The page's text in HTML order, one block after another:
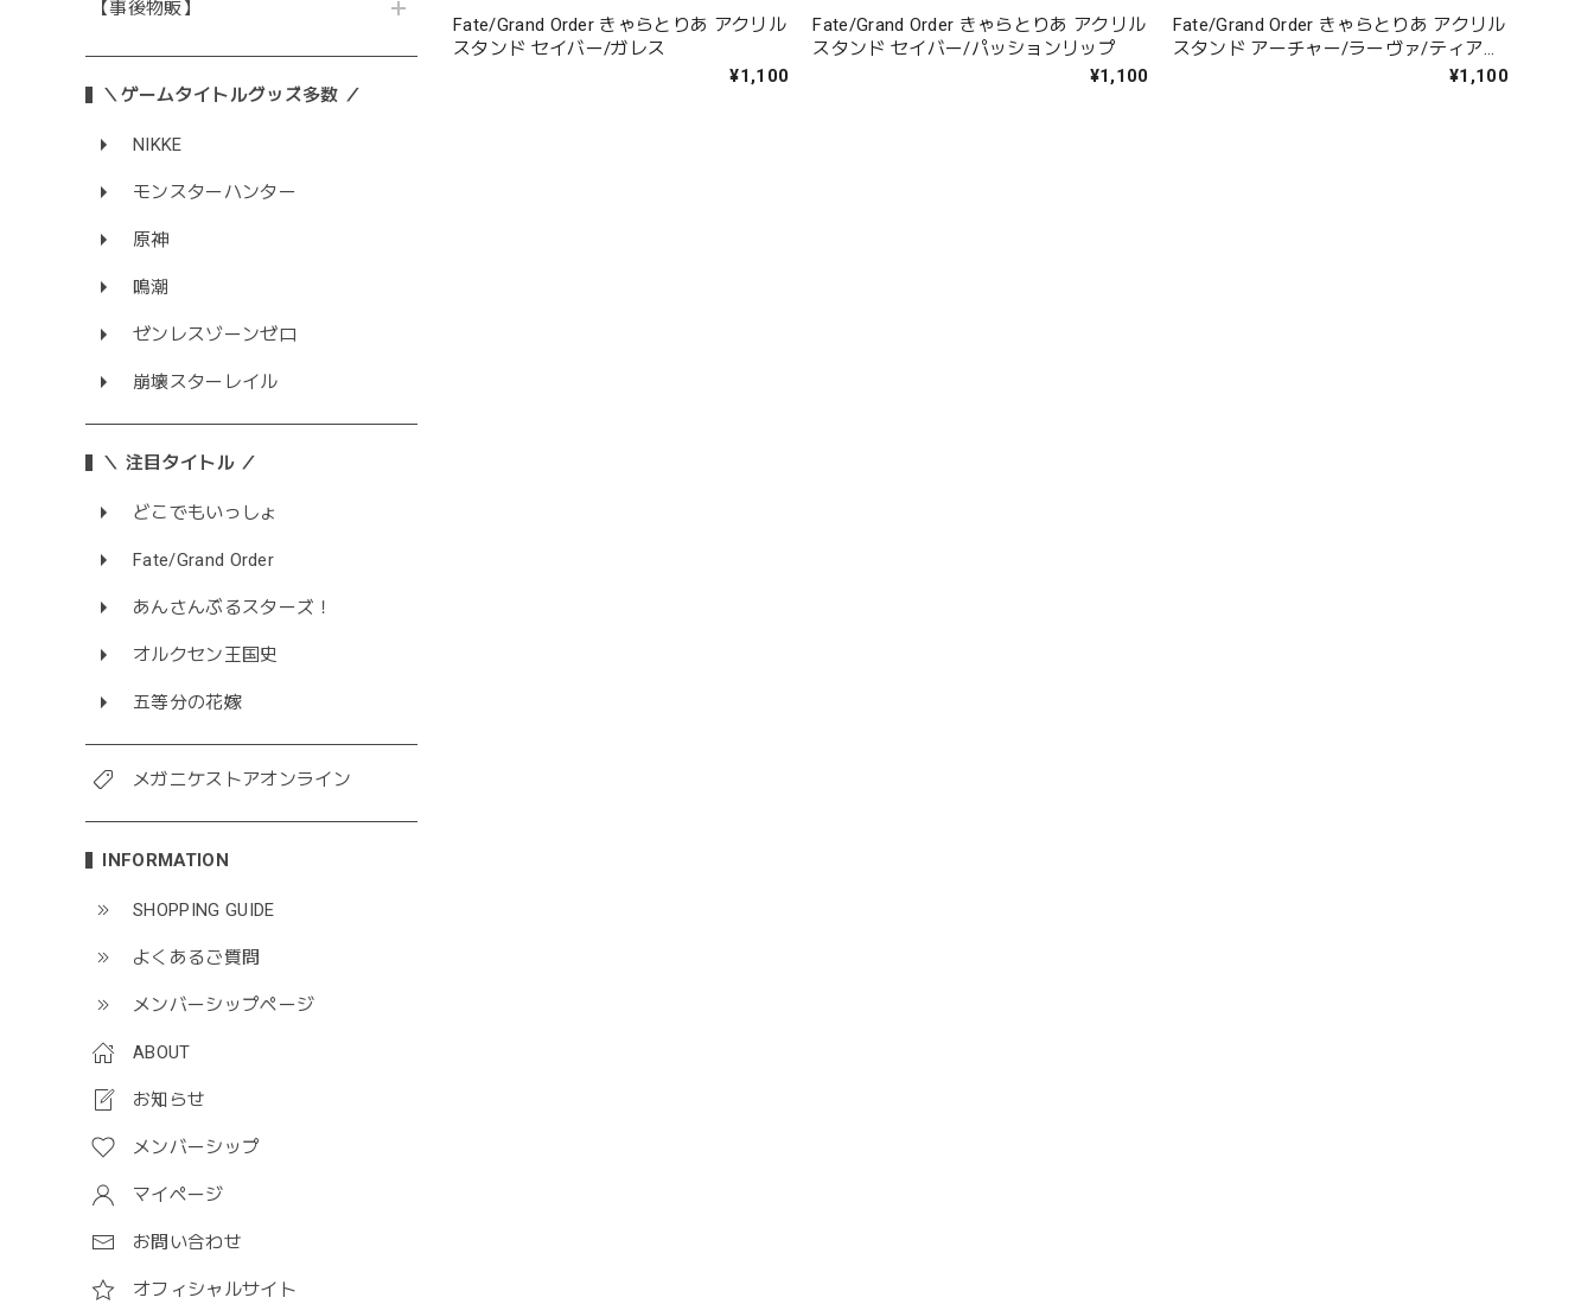
【事後物販】
＼ゲームタイトルグッズ多数 ／
NIKKE
モンスターハンター
原神
鳴潮
ゼンレスゾーンゼロ
崩壊スターレイル
＼ 注目タイトル ／
どこでもいっしょ
Fate/Grand Order
あんさんぶるスターズ！
オルクセン王国史
五等分の花嫁
メガニケストアオンライン
INFORMATION
SHOPPING GUIDE
よくあるご質問
メンバーシップページ
ABOUT
お知らせ
メンバーシップ
マイページ
お問い合わせ
オフィシャルサイト
Fate/Grand Order きゃらとりあ アクリル
スタンド セイバー/ガレス
¥1,100
Fate/Grand Order きゃらとりあ アクリル
スタンド セイバー/パッションリップ
¥1,100
Fate/Grand Order きゃらとりあ アクリル
スタンド アーチャー/ラーヴァ/ティアマ
¥1,100